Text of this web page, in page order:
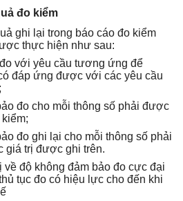
đo kiểm
ghi lại trong báo cáo đo kiểm
thực hiện như sau:
với yêu cầu tương ứng để
đáp ứng được với các yêu cầu
đo cho mỗi thông số phải được
đo ghi lại cho mỗi thông số phải
giá trị được ghi trên.
độ không đảm bảo đo cực đại
tục đo có hiệu lực cho đến khi